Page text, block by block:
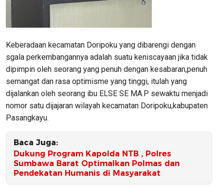
Keberadaan kecamatan Doripoku yang dibarengi dengan
sgala perkembangannya adalah suatu keniscayaan jika tidak
dipimpin oleh seorang yang penuh dengan kesabaran,penuh
semangat dan rasa optimisme yang tinggi, itulah yang
dijalankan oleh seorang ibu ELSE SE MA.P sewaktu menjadi
nomor satu dijajaran wilayah kecamatan Doripoku,kabupaten
Pasangkayu.
Baca Juga:
Dukung Program Kapolda NTB , Polres
Sumbawa Barat Optimalkan Polmas dan
Pendekatan Humanis di Masyarakat